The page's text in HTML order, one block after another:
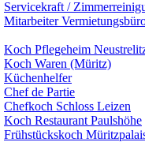
Servicekraft /
Mitarbeiter
Koch Pflegeheim
Koch Waren (Müritz)
Küchenhelfer
Chef de Partie
Chefkoch Schloss Leizen
Koch Restaurant Paulshöhe
Frühstückskoch